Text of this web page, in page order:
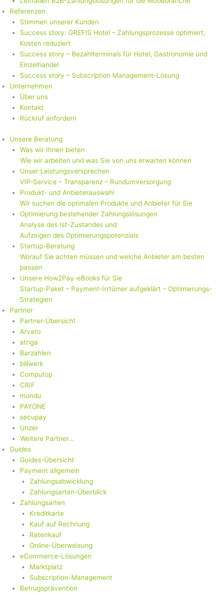
Referenzen
Stimmen unserer Kunden
Success story: GREFIS Hotel – Zahlungsprozesse optimiert,
Kosten reduziert
Success story – Bezahlterminals für Hotel, Gastronomie und
Einzelhandel
Success story – Subscription Management-Lösung
Unternehmen
Über uns
Kontakt
Rückruf anfordern
Unsere Beratung
Was wir Ihnen bieten
Wie wir arbeiten und was Sie von uns erwarten können
Unser Leistungsversprechen
VIP-Service – Transparenz – Rundumversorgung
Produkt- und Anbieterauswahl
Wir suchen die optimalen Produkte und Anbieter für Sie
Optimierung bestehender Zahlungslösungen
Analyse des Ist-Zustandes und
Aufzeigen des Optimierungspotenzials
Startup-Beratung
Worauf Sie achten müssen und welche Anbieter am besten
passen
Unsere How2Pay-eBooks für Sie
Startup-Paket – Payment-Irrtümer aufgeklärt – Optimierungs-
Strategien
Partner
Partner-Übersicht
Arvato
atriga
Barzahlen
billwerk
Computop
CRIF
mondu
PAYONE
secupay
Unzer
Weitere Partner…
Guides
Guides-Übersicht
Payment allgemein
Zahlungsabwicklung
Zahlungsarten-Überblick
Zahlungsarten
Kreditkarte
Kauf auf Rechnung
Ratenkauf
Online-Überweisung
eCommerce-Lösungen
Marktplatz
Subscription-Management
Betrugsprävention